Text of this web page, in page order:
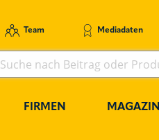
Team Mediadaten
FIRMEN MAGAZIN